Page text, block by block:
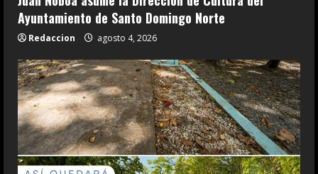
Ayuntamiento de Santo Domingo Norte
Redaccion agosto 4, 2026